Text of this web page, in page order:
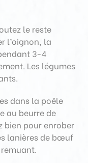
le reste
l’oignon, la
3-4
Les légumes
dans la poêle
au beurre de
bien pour enrober
lanières de bœuf